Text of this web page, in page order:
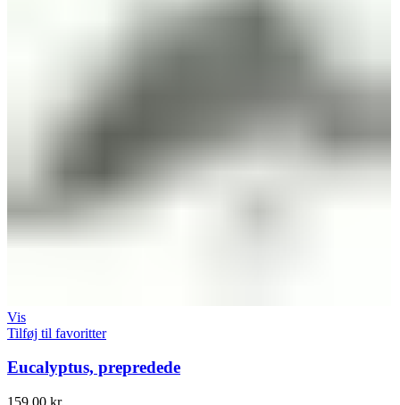
Vis
Tilføj til favoritter
Eucalyptus, prepredede
159,00 kr.